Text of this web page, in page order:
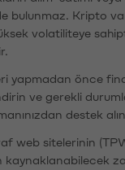
bulunmaz. Kripto
volatiliteye
yapmadan önce
ve gerekli
destek alın.
web sitelerinin
kaynaklanabilecek